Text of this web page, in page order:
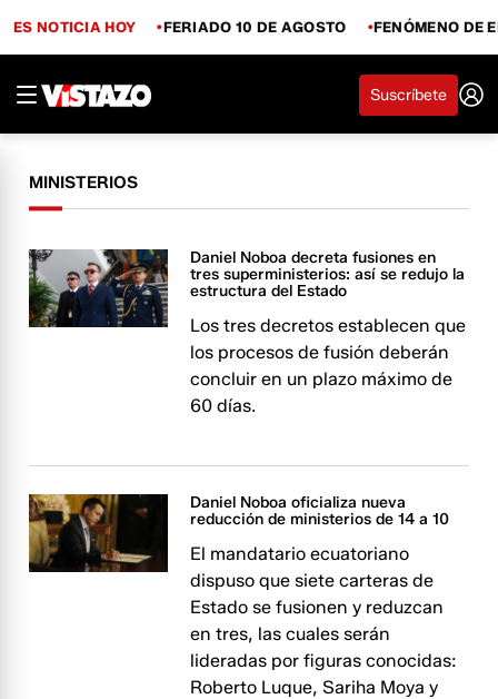
ES NOTICIA HOY FERIADO 10 DE AGOSTO FENÓMENO DE
Suscríbete
MINISTERIOS
Daniel Noboa decreta fusiones en
tres superministerios: así se redujo la
estructura del Estado
Los tres decretos establecen que
los procesos de fusión deberán
concluir en un plazo máximo de
60 días.
Daniel Noboa oficializa nueva
reducción de ministerios de 14 a 10
El mandatario ecuatoriano
dispuso que siete carteras de
Estado se fusionen y reduzcan
en tres, las cuales serán
lideradas por figuras conocidas:
Roberto Luque, Sariha Moya y